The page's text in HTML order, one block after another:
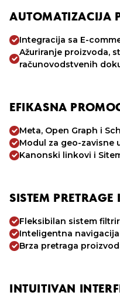
AUTOMATIZACIJA
Integracija sa E-
Ažuriranje proizvoda,
računovodstvenih
EFIKASNA
Meta, Open Graph i
Modul za geo-zavisne
Kanonski linkovi i
SISTEM
Fleksibilan sistem
Inteligentna
Brza pretraga
INTUITIVAN